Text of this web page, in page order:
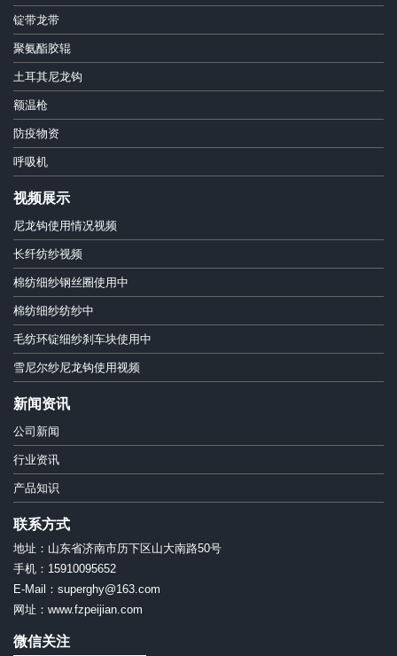
锭带龙带
聚氨酯胶辊
土耳其尼龙钩
额温枪
防疫物资
呼吸机
视频展示
尼龙钩使用情况视频
长纤纺纱视频
棉纺细纱钢丝圈使用中
棉纺细纱纺纱中
毛纺环锭细纱刹车块使用中
雪尼尔纱尼龙钩使用视频
新闻资讯
公司新闻
行业资讯
产品知识
联系方式
地址：山东省济南市历下区山大南路50号
手机：15910095652
E-Mail：superghy@163.com
网址：www.fzpeijian.com
微信关注